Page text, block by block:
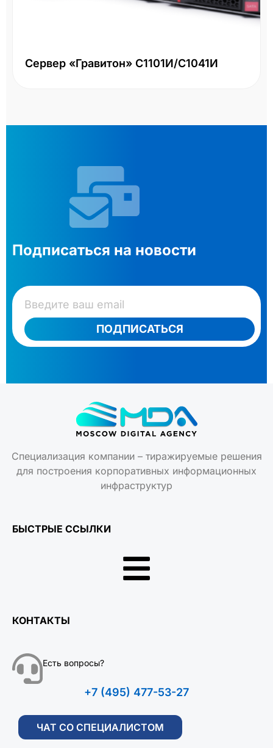
Сервер «Гравитон» С1101И/С1041И
Подписаться на новости
ПОДПИСАТЬСЯ
Специализация компании – тиражируемые решения
для построения корпоративных информационных
инфраструктур
БЫСТРЫЕ ССЫЛКИ
КОНТАКТЫ
Есть вопросы?
+7 (495) 477-53-27
ЧАТ СО СПЕЦИАЛИСТОМ